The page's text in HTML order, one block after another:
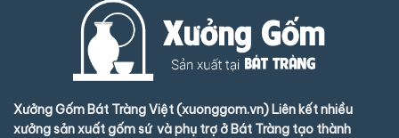
Xưởng Gốm Bát Tràng Việt (xuonggom.vn) Liên kết nhiều
xưởng sản xuất gốm sứ và phụ trợ ở Bát Tràng tạo thành